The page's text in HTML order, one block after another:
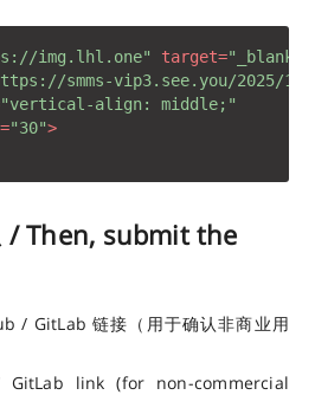
img.lhl.one" target="_blank"
smms-vip3.see.you/2025/12/
"vertical-align: middle;"
="30">
/ Then, submit the
/ GitLab 链接（用于确认非商业用
link (for non-commercial